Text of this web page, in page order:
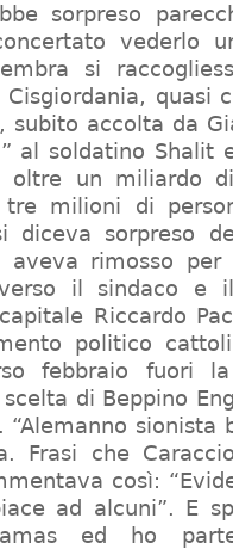
sorpreso
vederlo
si
quasi
subito accolta da
al soldatino Shalit
oltre un miliardo
milioni di
diceva sorpreso
aveva rimosso
il sindaco e
Riccardo
politico
febbraio fuori
di Beppino
sionista
Frasi che
così:
ad alcuni”. E
ed ho